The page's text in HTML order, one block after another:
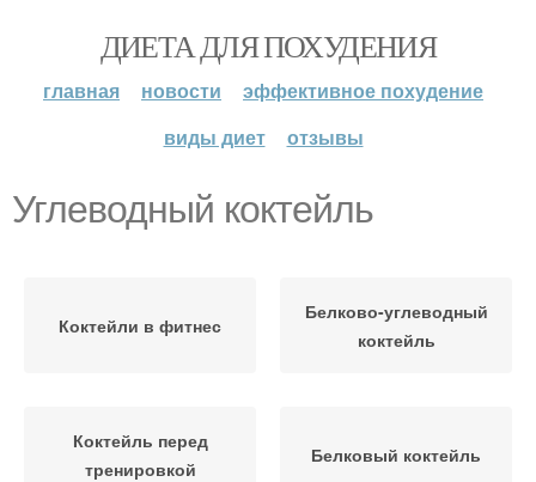
ДИЕТА ДЛЯ ПОХУДЕНИЯ
главная новости
эффективное похудение
виды диет
отзывы
Углеводный коктейль
Коктейли в фитнес
Белково-углеводный
коктейль
Коктейль перед
тренировкой
Белковый коктейль